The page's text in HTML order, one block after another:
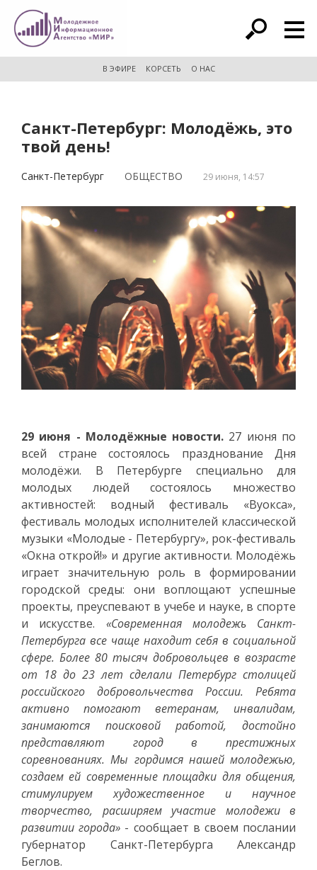
расширенный поиск
В ЭФИРЕ КОРСЕТЬ О НАС
Санкт-Петербург: Молодёжь, это
твой день!
Санкт-Петербург ОБЩЕСТВО 29 июня, 14:57
29 июня - Молодёжные новости. 27 июня по
всей стране состоялось празднование Дня
молодёжи. В Петербурге специально для
молодых людей состоялось множество
активностей: водный фестиваль «Вуокса»,
фестиваль молодых исполнителей классической
музыки «Молодые - Петербургу», рок-фестиваль
«Окна открой!» и другие активности. Молодёжь
играет значительную роль в формировании
городской среды: они воплощают успешные
проекты, преуспевают в учебе и науке, в спорте
и искусстве. «Современная молодежь Санкт-
Петербурга все чаще находит себя в социальной
сфере. Более 80 тысяч добровольцев в возрасте
от 18 до 23 лет сделали Петербург столицей
российского добровольчества России. Ребята
активно помогают ветеранам, инвалидам,
занимаются поисковой работой, достойно
представляют город в престижных
соревнованиях. Мы гордимся нашей молодежью,
создаем ей современные площадки для общения,
стимулируем художественное и научное
творчество, расширяем участие молодежи в
развитии города» - сообщает в своем послании
губернатор Санкт-Петербурга Александр
Беглов.